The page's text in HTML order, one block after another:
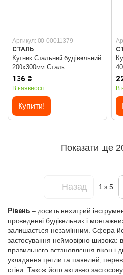
Артикул: 00-00011379
СТАЛЬ
Кутник Стальний будівельний
200х300мм Сталь
136 ₴
В наявності
Купити!
В
Показати ще
Назад 1 з 5
Рівень – досить нехитрий
проведенні будівельних і
залишається незамінним. Сфера
застосування неймовірно широка:
правильного встановлення вікон і
укладання цегли та панелей,
стіни. Також його активно